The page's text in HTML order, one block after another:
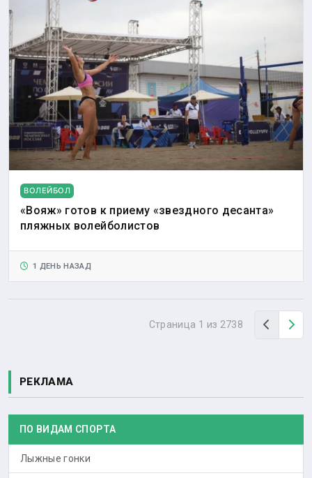
ВОЛЕЙБОЛ
«Вояж» готов к приему «звездного десанта»
пляжных волейболистов
1 ДЕНЬ НАЗАД
Страница 1 из 2738 Назад
РЕКЛАМА
ПО ВИДАМ СПОРТА
Лыжные гонки